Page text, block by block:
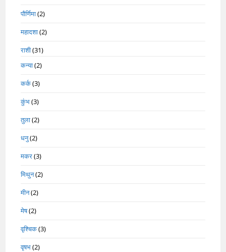
पौर्णिमा(2)
महादशा(2)
राशी(31)
कन्या(2)
कर्क(3)
कुंभ(3)
तुला(2)
धनु(2)
मकर(3)
मिथुन(2)
मीन(2)
मेष(2)
वृश्चिक(3)
वृषभ(2)